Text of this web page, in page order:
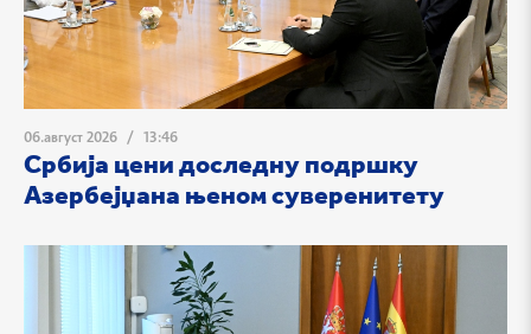
06.август 2026 / 13:46
Србија цени доследну подршку
Азербејџана њеном суверенитету